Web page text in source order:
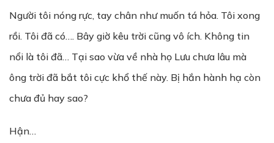
Người tôi nóng rực, tay chân như muốn tá hỏa. Tôi xong
rồi. Tôi đã có…. Bây giờ kêu trời cũng vô ích. Không tin
nổi là tôi đã… Tại sao vừa về nhà họ Lưu chưa lâu mà
ông trời đã bắt tôi cực khổ thế này. Bị hắn hành hạ còn
chưa đủ hay sao?
Hận…